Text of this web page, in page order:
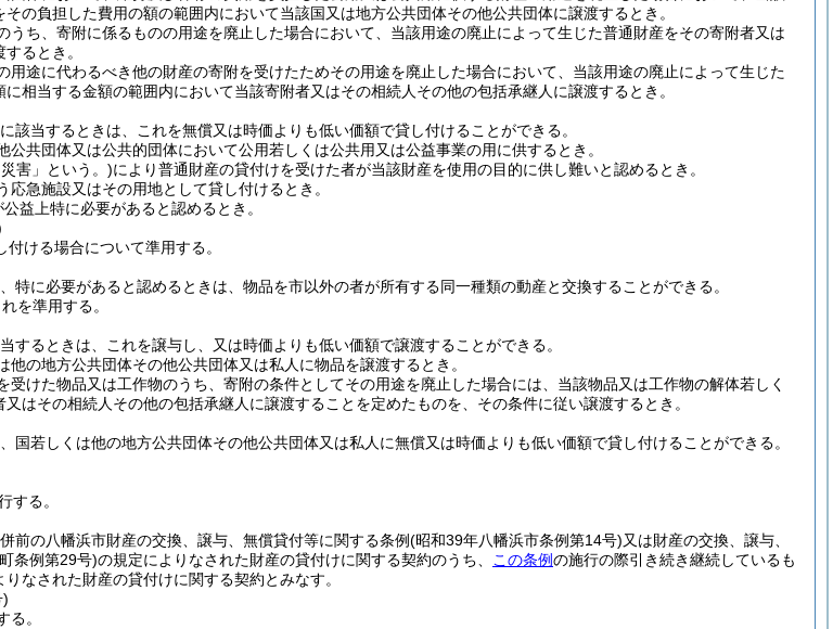
の負担した費用の額の範囲内において当該国又は地方公共団体その他公共団体に譲渡するとき。
うち、寄附に係るものの用途を廃止した場合において、当該用途の廃止によって生じた普通財産をその寄附者又は
るとき。
用途に代わるべき他の財産の寄附を受けたためその用途を廃止した場合において、当該用途の廃止によって生じた
相当する金額の範囲内において当該寄附者又はその相続人その他の包括承継人に譲渡するとき。
該当するときは、これを無償又は時価よりも低い価額で貸し付けることができる。
公共団体又は公共的団体において公用若しくは公共用又は公益事業の用に供するとき。
害」という。)により普通財産の貸付けを受けた者が当該財産を使用の目的に供し難いと認めるとき。
急施設又はその用地として貸し付けるとき。
益上特に必要があると認めるとき。
ける場合について準用する。
特に必要があると認めるときは、物品を市以外の者が所有する同一種類の動産と交換することができる。
を準用する。
するときは、これを譲与し、又は時価よりも低い価額で譲渡することができる。
の地方公共団体その他公共団体又は私人に物品を譲渡するとき。
受けた物品又は工作物のうち、寄附の条件としてその用途を廃止した場合には、当該物品又は工作物の解体若しく
はその相続人その他の包括承継人に譲渡することを定めたものを、その条件に従い譲渡するとき。
国若しくは他の地方公共団体その他公共団体又は私人に無償又は時価よりも低い価額で貸し付けることができる。
する。
前の八幡浜市財産の交換、譲与、無償貸付等に関する条例(昭和39年八幡浜市条例第14号)又は財産の交換、譲与、
条例第29号)の規定によりなされた財産の貸付けに関する契約のうち、 この条例の施行の際引き続き継続しているも
なされた財産の貸付けに関する契約とみなす。
)
る。